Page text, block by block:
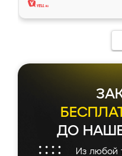
ДО
Из любой